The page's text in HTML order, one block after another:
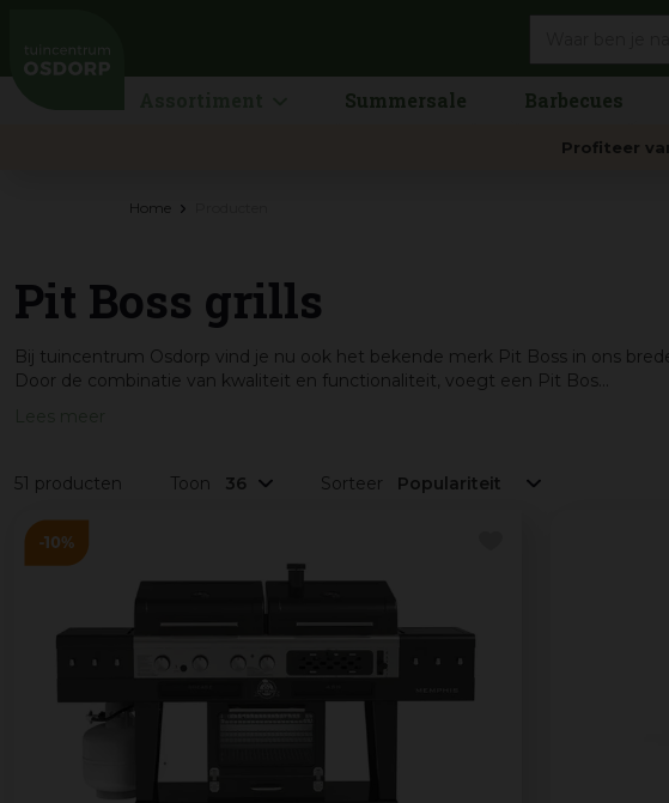
Home
Summersale Barbecues
Profiteer
Pit Boss grills
Bij tuincentrum Osdorp vind je nu ook het bekende merk Pit Boss in ons
Door de combinatie van kwaliteit en functionaliteit, voegt een Pit Bos...
51 producten Toon Sorteer